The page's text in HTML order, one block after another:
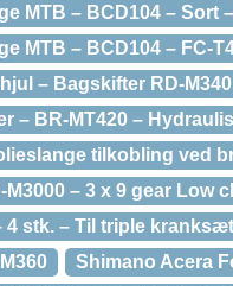
MTB – BCD104 – Sort
MTB – BCD104 – FC-
– Bagskifter RD-M340
– BR-MT420 –
tilkobling ved
– 3 x 9 gear Low
stk. – Til triple
Shimano Acera